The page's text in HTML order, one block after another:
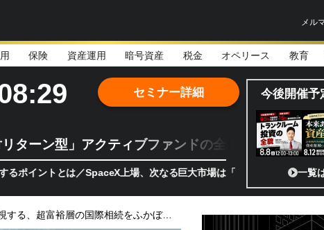
メル
保険 資産運用 暗号資産 税金 オペリース 教育
ターン型」アクティブファンドの全貌
は／SpaceX上場、次なる巨大市場は「宇宙!?」 日本の宇宙ベンチャ
セミナー詳細 今後開催予
一覧
税務当局が監視する、超富裕層の国際相続をふかぼりする